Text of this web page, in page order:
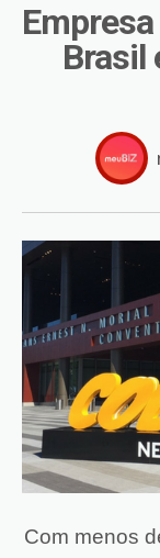
Brasil
Com menos